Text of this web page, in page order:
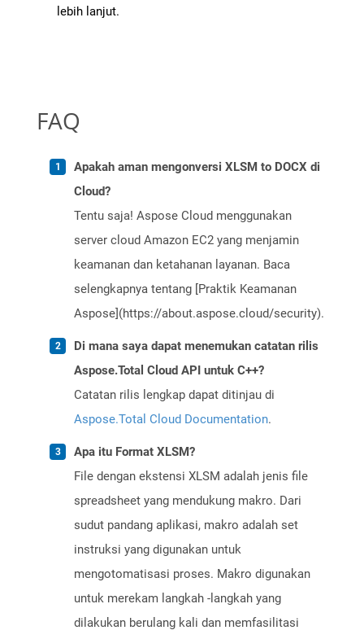
lebih lanjut.
FAQ
Apakah aman mengonversi XLSM to DOCX di
Cloud?
Tentu saja! Aspose Cloud menggunakan
server cloud Amazon EC2 yang menjamin
keamanan dan ketahanan layanan. Baca
selengkapnya tentang [Praktik Keamanan
Aspose](https://about.aspose.cloud/security).
Di mana saya dapat menemukan catatan rilis
Aspose.Total Cloud API untuk C++?
Catatan rilis lengkap dapat ditinjau di
Aspose.Total Cloud Documentation.
Apa itu Format XLSM?
File dengan ekstensi XLSM adalah jenis file
spreadsheet yang mendukung makro. Dari
sudut pandang aplikasi, makro adalah set
instruksi yang digunakan untuk
mengotomatisasi proses. Makro digunakan
untuk merekam langkah -langkah yang
dilakukan berulang kali dan memfasilitasi